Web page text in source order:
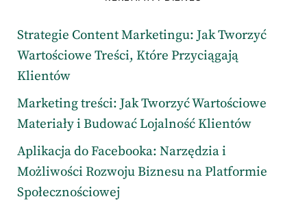
Strategie Content Marketingu: Jak Tworzyć
Wartościowe Treści, Które Przyciągają
Klientów
Marketing treści: Jak Tworzyć Wartościowe
Materiały i Budować Lojalność Klientów
Aplikacja do Facebooka: Narzędzia i
Możliwości Rozwoju Biznesu na Platformie
Społecznościowej